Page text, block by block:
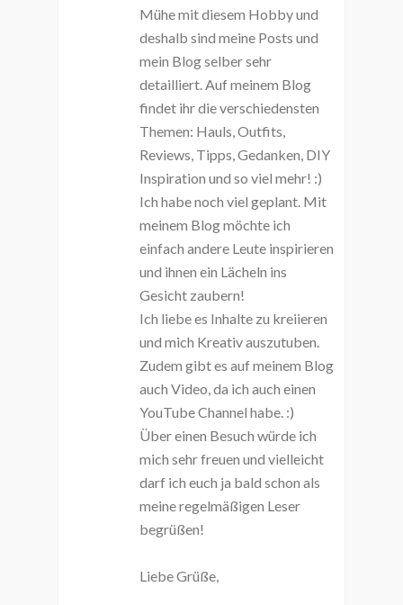
Mühe mit diesem Hobby und
deshalb sind meine Posts und
mein Blog selber sehr
detailliert. Auf meinem Blog
findet ihr die verschiedensten
Themen: Hauls, Outfits,
Reviews, Tipps, Gedanken, DIY
Inspiration und so viel mehr! :)
Ich habe noch viel geplant. Mit
meinem Blog möchte ich
einfach andere Leute inspirieren
und ihnen ein Lächeln ins
Gesicht zaubern!
Ich liebe es Inhalte zu kreiieren
und mich Kreativ auszutuben.
Zudem gibt es auf meinem Blog
auch Video, da ich auch einen
YouTube Channel habe. :)
Über einen Besuch würde ich
mich sehr freuen und vielleicht
darf ich euch ja bald schon als
meine regelmäßigen Leser
begrüßen!
Liebe Grüße,